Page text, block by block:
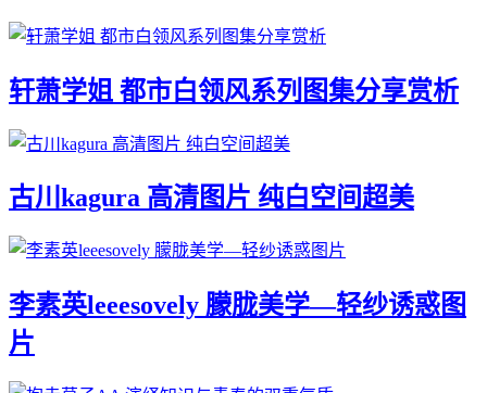
轩萧学姐 都市白领风系列图集分享赏析
古川kagura 高清图片 纯白空间超美
李素英leeesovely 朦胧美学—轻纱诱惑图
片